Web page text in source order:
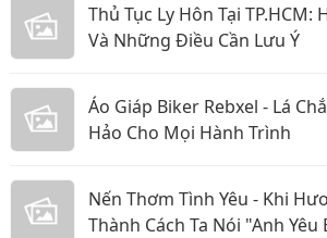
Thủ Tục Ly Hôn Tại TP.HCM:
Và Những Điều Cần Lưu Ý
Áo Giáp Biker Rebxel - Lá
Hảo Cho Mọi Hành Trình
Nến Thơm Tình Yêu - Khi
Thành Cách Ta Nói "Anh Yêu